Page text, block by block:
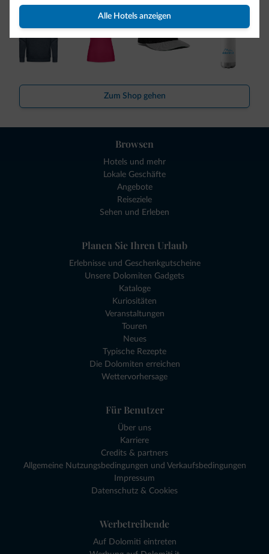
Alle Hotels anzeigen
Zum Shop gehen
Browsen
Hotels und mehr
Lokale Geschäfte
Angebote
Reiseziele
Sehen und Erleben
Planen Sie Ihren Urlaub
Erlebnisse und Geschenkgutscheine
Unsere Dolomiten Gadgets
Kataloge
Kuriositäten
Veranstaltungen
Touren
Neues
Typische Rezepte
Die Dolomiten erreichen
Wettervorhersage
Für Benutzer
Über uns
Karriere
Credits & partners
Allgemeine Nutzungsbedingungen und Verkaufsbedingungen
Impressum
Datenschutz & Cookies
Werbetreibende
Auf Dolomiti eintreten